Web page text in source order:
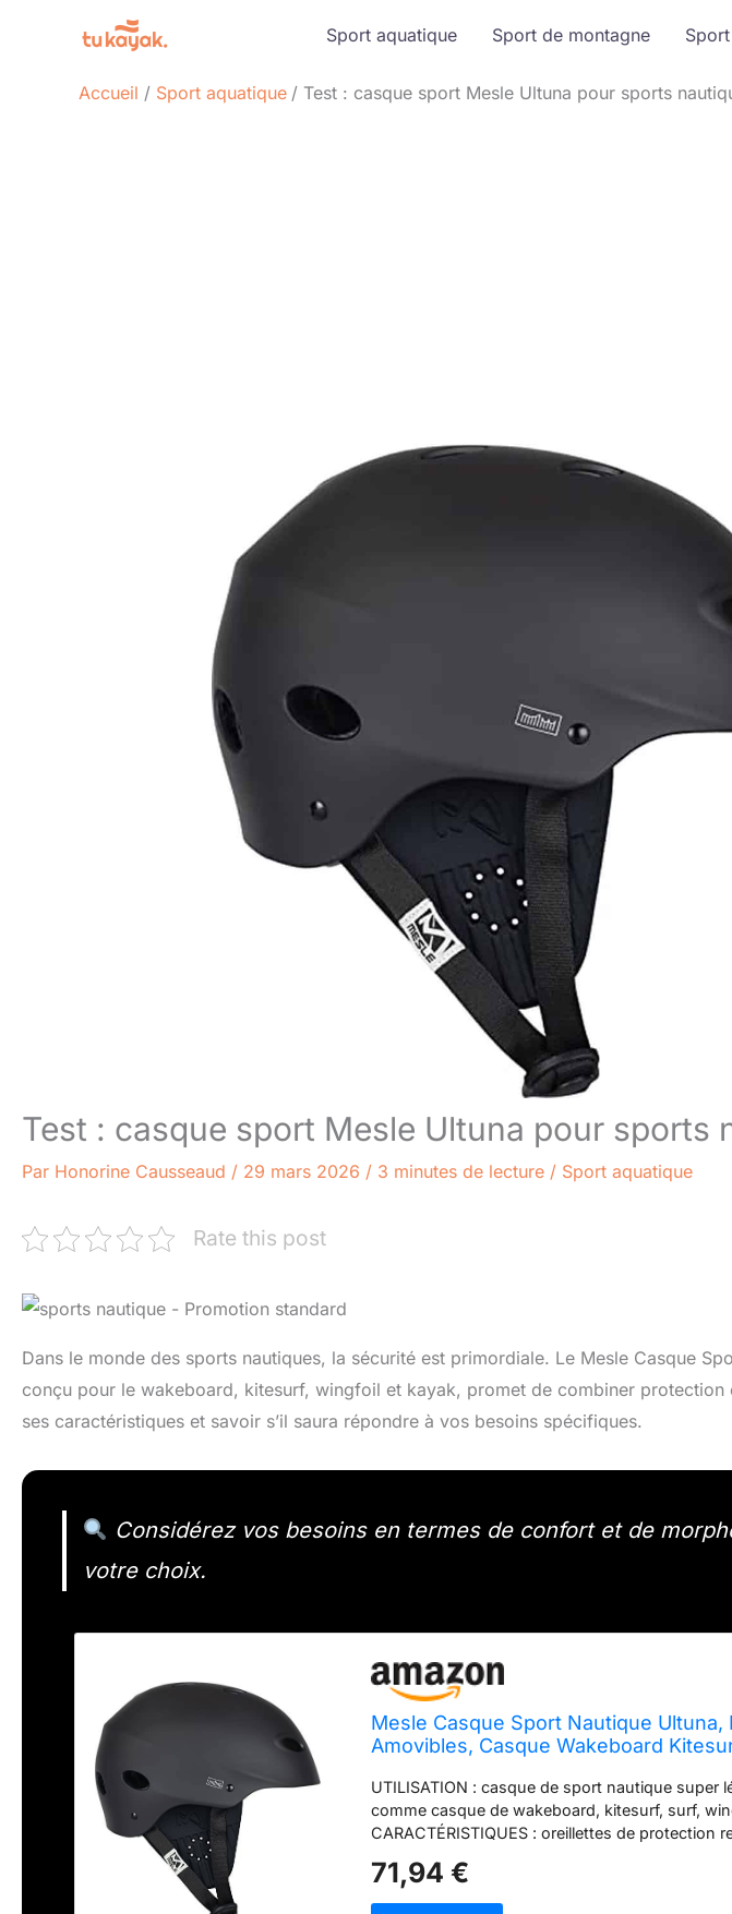
Sport aquatique Sport de montagne
Accueil Sport aquatique Test : casque sport Mesle Ultuna pour sports
Test : casque sport Mesle Ultuna pour sports
Par Honorine Causseaud / 29 mars 2026 / 3 minutes de lecture / Sport aquatique
Rate this post
Dans le monde des sports nautiques, la sécurité est primordiale. Le Mesle Casque
conçu pour le wakeboard, kitesurf, wingfoil et kayak, promet de combiner protection
ses caractéristiques et savoir s’il saura répondre à vos besoins spécifiques.
Considérez vos besoins en termes de confort et de
votre choix.
Mesle Casque Sport Nautique
Amovibles, Casque Wakeboard
UTILISATION : casque de sport nautique super
comme casque de wakeboard, kitesurf, surf,
CARACTÉRISTIQUES : oreillettes de protection
flottant dans l'eau CONFORT : ajustement
et au système de réglage à molette à l'arrière de
71,94 €